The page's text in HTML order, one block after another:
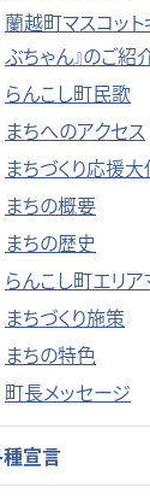
蘭越町マスコット
ぶちゃん』のご紹
らんこし町民歌
まちへのアクセス
まちづくり応援
まちの概要
まちの歴史
らんこし町エリア
まちづくり施策
まちの特色
町長メッセージ
宣言